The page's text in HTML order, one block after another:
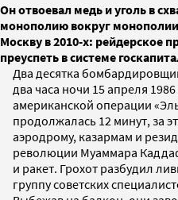
Он отвоевал медь и уголь в
монополию вокруг
Москву в 2010-х: рейдерское
преуспеть в системе
Два десятка
два часа ночи 15 апреля
американской операции
продолжалась 12 минут, за
аэродрому, казармам и
революции Муаммара
и ракет. Грохот разбудил
группу советских